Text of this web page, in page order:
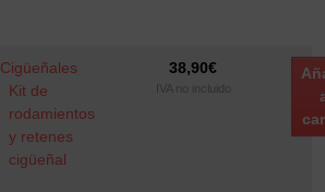
Cigüeñales
Kit de
rodamientos
y retenes
cigüeñal
38,90€
IVA no incluido